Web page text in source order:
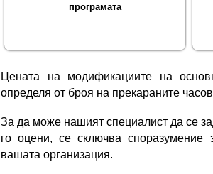
програмата
Цената на модификациите на
определя от броя на прекараните
За да може нашият специалист да се
го оцени, се сключва споразумение
вашата организация.